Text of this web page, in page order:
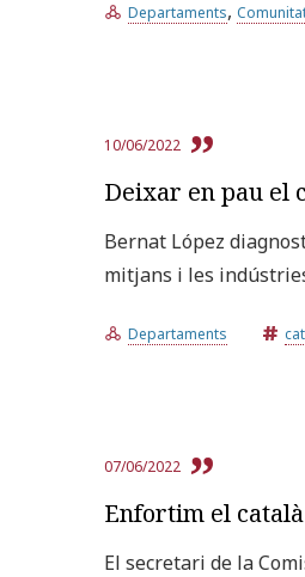
Departaments,
10/06/2022
Deixar en pau el
Bernat López
mitjans i les
Departaments
07/06/2022
Enfortim el
El secretari de la